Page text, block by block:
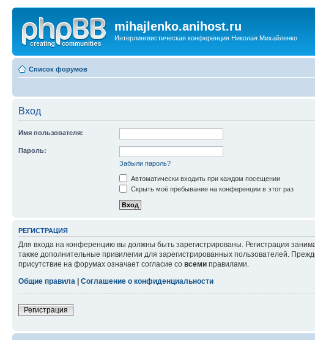
mihajlenko.anihost.ru
Интерлингвистическая конференция Николая Михайленко
Список форумов
Вход
Имя пользователя:
Пароль:
Забыли пароль?
Автоматически входить при каждом посещении
Скрыть моё пребывание на конференции в этот раз
РЕГИСТРАЦИЯ
Для входа на конференцию вы должны быть зарегистрированы. Регистрация
также дополнительные привилегии для зарегистрированных пользователей.
присутствие на форумах означает согласие со всеми правилами.
Общие правила
Соглашение о конфиденциальности
Регистрация